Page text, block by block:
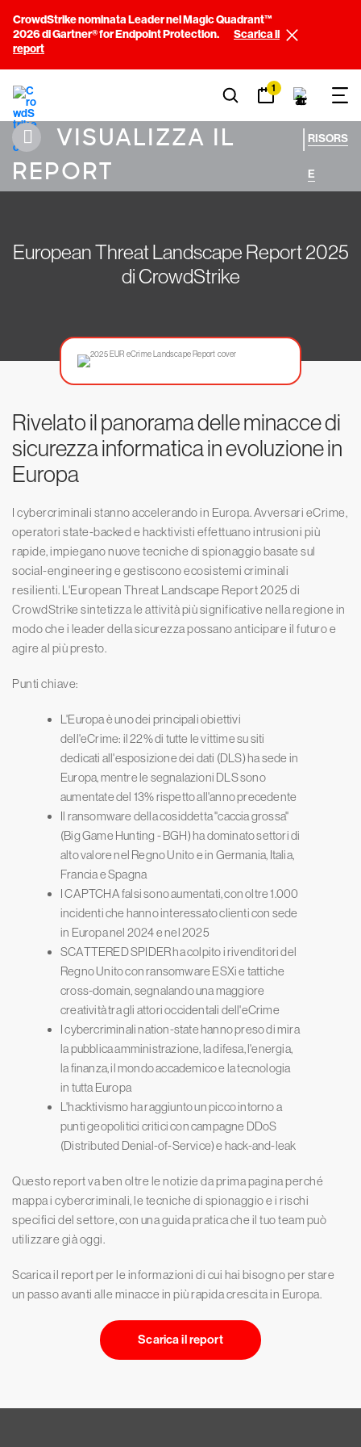
CrowdStrike nominata Leader nel Magic Quadrant™
2026 di Gartner® for Endpoint Protection.
Scarica il
report
1
VISUALIZZA IL
REPORT
| RISORS
E
European Threat Landscape Report 2025
di CrowdStrike
Rivelato il panorama delle minacce di
sicurezza informatica in evoluzione in
Europa
I cybercriminali stanno accelerando in Europa. Avversari eCrime,
operatori state-backed e hacktivisti effettuano intrusioni più
rapide, impiegano nuove tecniche di spionaggio basate sul
social-engineering e gestiscono ecosistemi criminali
resilienti. L'European Threat Landscape Report 2025 di
CrowdStrike sintetizza le attività più significative nella regione in
modo che i leader della sicurezza possano anticipare il futuro e
agire al più presto.
Punti chiave:
L'Europa è uno dei principali obiettivi
dell'eCrime: il 22% di tutte le vittime su siti
dedicati all'esposizione dei dati (DLS) ha sede in
Europa, mentre le segnalazioni DLS sono
aumentate del 13% rispetto all'anno precedente
Il ransomware della cosiddetta "caccia grossa"
(Big Game Hunting - BGH) ha dominato settori di
alto valore nel Regno Unito e in Germania, Italia,
Francia e Spagna
I CAPTCHA falsi sono aumentati, con oltre 1.000
incidenti che hanno interessato clienti con sede
in Europa nel 2024 e nel 2025
SCATTERED SPIDER ha colpito i rivenditori del
Regno Unito con ransomware ESXi e tattiche
cross-domain, segnalando una maggiore
creatività tra gli attori occidentali dell'eCrime
I cybercriminali nation-state hanno preso di mira
la pubblica amministrazione, la difesa, l'energia,
la finanza, il mondo accademico e la tecnologia
in tutta Europa
L'hacktivismo ha raggiunto un picco intorno a
punti geopolitici critici con campagne DDoS
(Distributed Denial-of-Service) e hack-and-leak
Questo report va ben oltre le notizie da prima pagina perché
mappa i cybercriminali, le tecniche di spionaggio e i rischi
specifici del settore, con una guida pratica che il tuo team può
utilizzare già oggi.
Scarica il report per le informazioni di cui hai bisogno per stare
un passo avanti alle minacce in più rapida crescita in Europa.
Scarica il report